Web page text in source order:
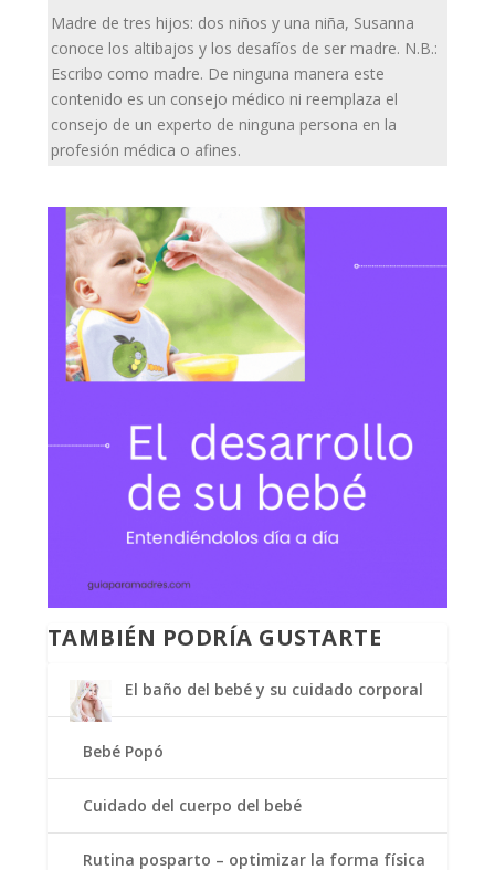
Madre de tres hijos: dos niños y una niña, Susanna
conoce los altibajos y los desafíos de ser madre. N.B.:
Escribo como madre. De ninguna manera este
contenido es un consejo médico ni reemplaza el
consejo de un experto de ninguna persona en la
profesión médica o afines.
TAMBIÉN PODRÍA GUSTARTE
El baño del bebé y su cuidado corporal
Bebé Popó
Cuidado del cuerpo del bebé
Rutina posparto – optimizar la forma física